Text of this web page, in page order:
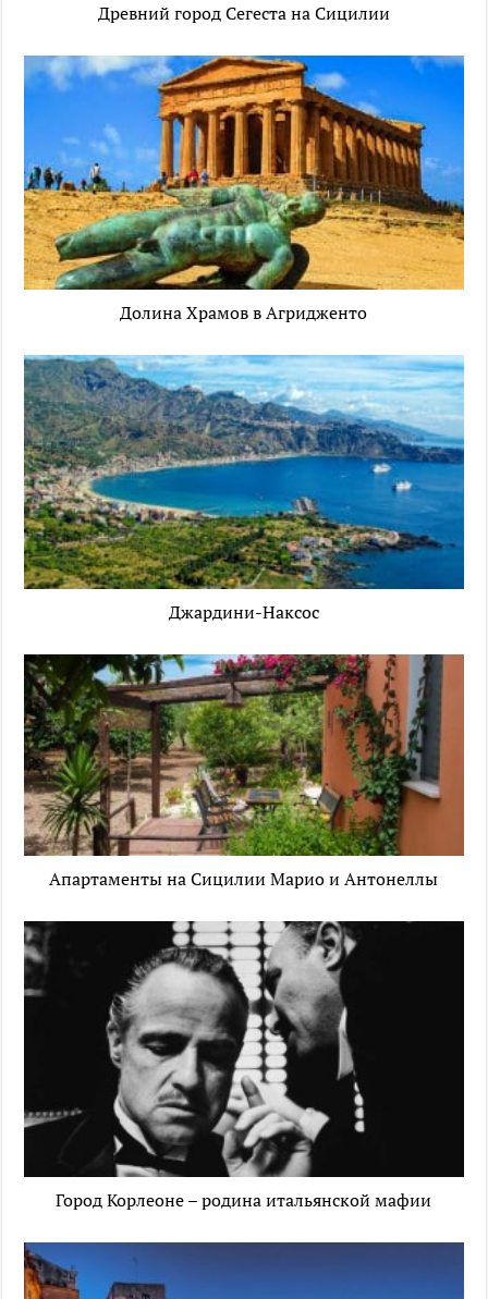
Древний город Сегеста на Сицилии
Долина Храмов в Агридженто
Джардини-Наксос
Апартаменты на Сицилии Марио и Антонеллы
Город Корлеоне – родина итальянской мафии